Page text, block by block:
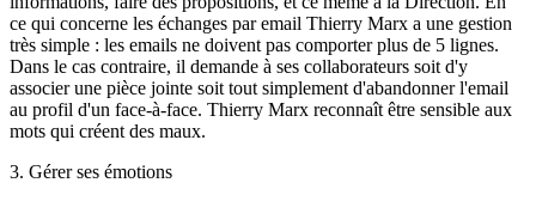
ce qui concerne les échanges par email Thierry Marx a une gestion
très simple : les emails ne doivent pas comporter plus de 5 lignes.
Dans le cas contraire, il demande à ses collaborateurs soit d'y
associer une pièce jointe soit tout simplement d'abandonner l'email
au profil d'un face-à-face. Thierry Marx reconnaît être sensible aux
mots qui créent des maux.
3. Gérer ses émotions